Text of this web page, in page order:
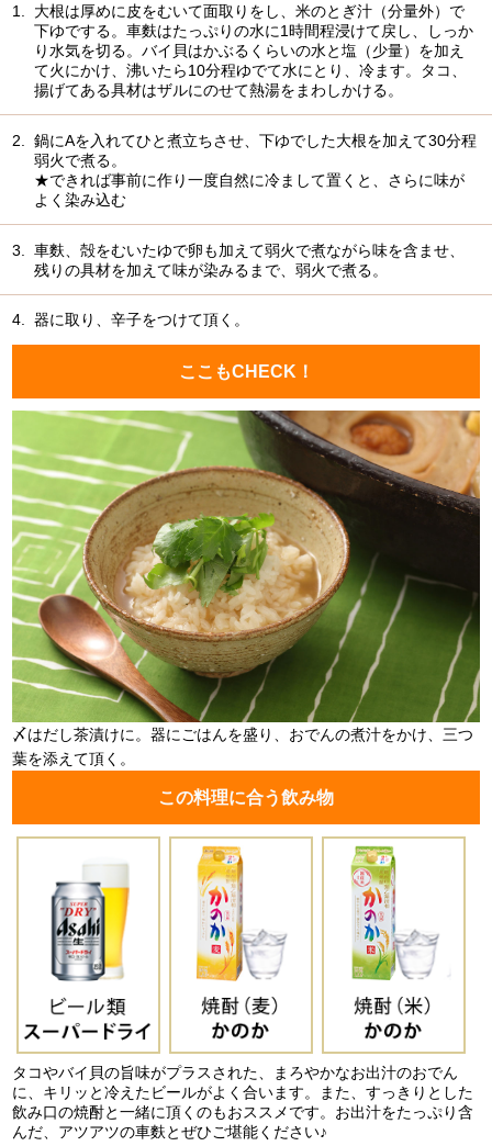
1.
大根は厚めに皮をむいて面取りをし、米のとぎ汁（分量外）で
下ゆでする。車麩はたっぷりの水に1時間程浸けて戻し、しっか
り水気を切る。バイ貝はかぶるくらいの水と塩（少量）を加え
て火にかけ、沸いたら10分程ゆでて水にとり、冷ます。タコ、
揚げてある具材はザルにのせて熱湯をまわしかける。
2.
鍋にAを入れてひと煮立ちさせ、下ゆでした大根を加えて30分程
弱火で煮る。
★できれば事前に作り一度自然に冷まして置くと、さらに味が
よく染み込む
3.
車麩、殻をむいたゆで卵も加えて弱火で煮ながら味を含ませ、
残りの具材を加えて味が染みるまで、弱火で煮る。
4. 器に取り、辛子をつけて頂く。
ここもCHECK！
〆はだし茶漬けに。器にごはんを盛り、おでんの煮汁をかけ、三つ
葉を添えて頂く。
この料理に合う飲み物
タコやバイ貝の旨味がプラスされた、まろやかなお出汁のおでん
に、キリッと冷えたビールがよく合います。また、すっきりとした
飲み口の焼酎と一緒に頂くのもおススメです。お出汁をたっぷり含
んだ、アツアツの車麩とぜひご堪能ください♪